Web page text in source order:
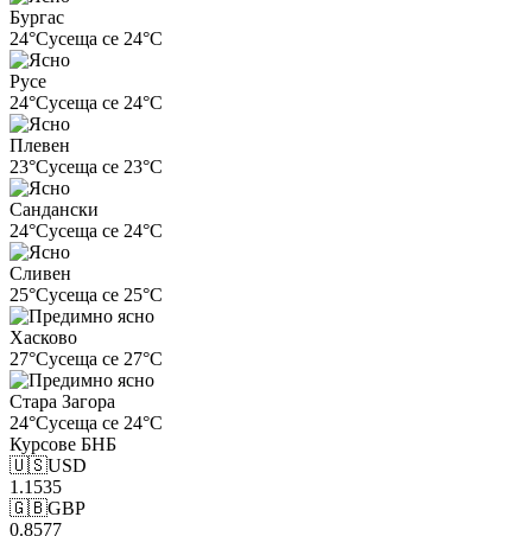
Бургас
24°Cусеща се 24°C
Русе
24°Cусеща се 24°C
Плевен
23°Cусеща се 23°C
Сандански
24°Cусеща се 24°C
Сливен
25°Cусеща се 25°C
Хасково
27°Cусеща се 27°C
Стара Загора
24°Cусеща се 24°C
Курсове БНБ
🇺🇸USD
1.1535
🇬🇧GBP
0.8577